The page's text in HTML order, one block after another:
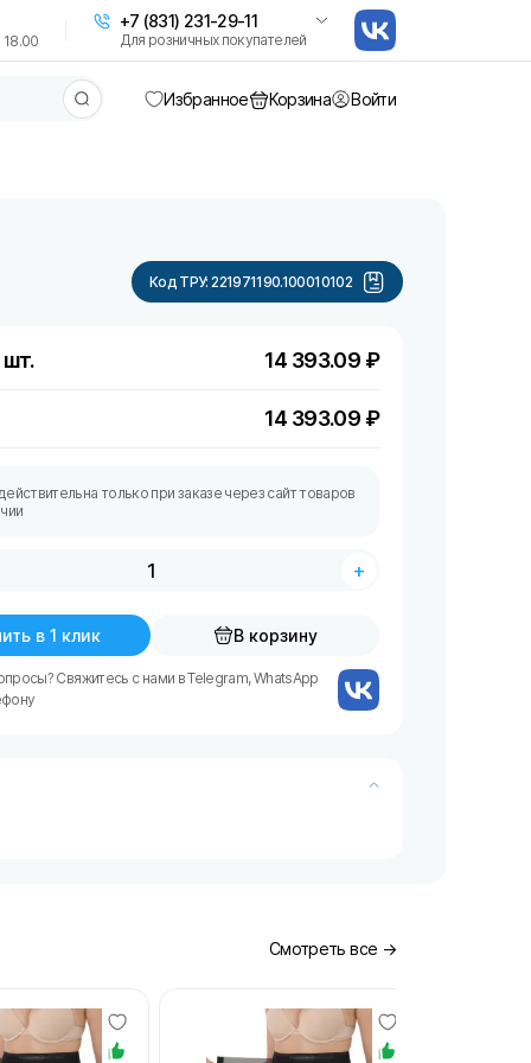
+7 (831) 231-29-11
Для розничных покупателей
Избранное Корзина Войти
Код ТРУ:221971190.100010102
шт. 14 393.09 ₽
14 393.09 ₽
только при заказе через сайт товаров
+
в 1 клик В корзину
Свяжитесь с нами в Telegram, WhatsApp
Смотреть все →